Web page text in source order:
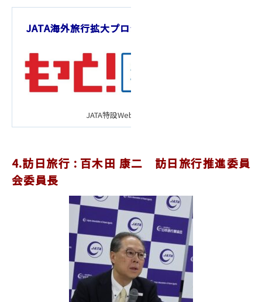
JATA海外旅行拡大プロジェクトクト「もっと!海外
JATA特設Webサイトは
4.訪日旅行 : 百木田 康二 訪日旅行推進委員
会委員長